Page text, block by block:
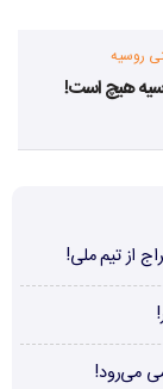
روسیه
هیچ است!
از تیم ملی!
می‌رود!